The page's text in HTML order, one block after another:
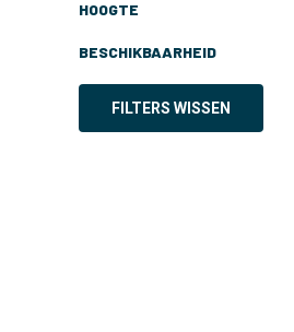
HOOGTE
BESCHIKBAARHEID
FILTERS WISSEN